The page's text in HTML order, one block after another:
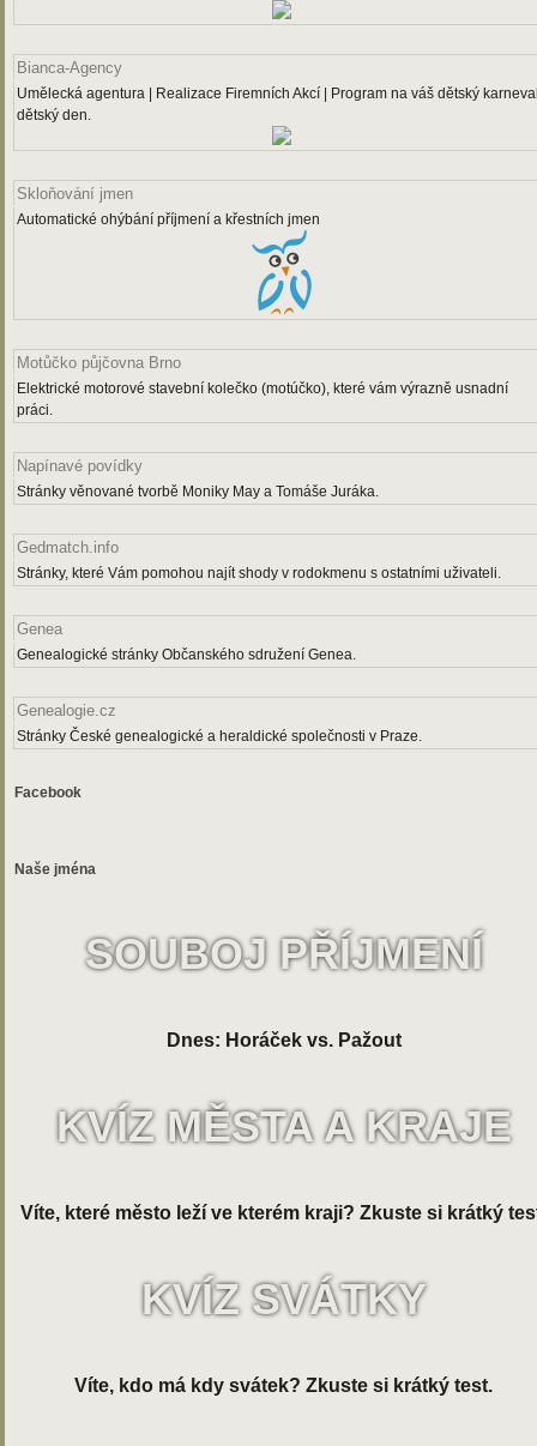
Bianca-Agency
Umělecká agentura | Realizace Firemních Akcí | Program na váš dětský
dětský den.
Skloňování jmen
Automatické ohýbání příjmení a křestních jmen
Motůčko půjčovna Brno
Elektrické motorové stavební kolečko (motúčko), které vám výrazně usnadní
práci.
Napínavé povídky
Stránky věnované tvorbě Moniky May a Tomáše Juráka.
Gedmatch.info
Stránky, které Vám pomohou najít shody v rodokmenu s ostatními uživateli.
Genea
Genealogické stránky Občanského sdružení Genea.
Genealogie.cz
Stránky České genealogické a heraldické společnosti v Praze.
Facebook
Naše jména
SOUBOJ PŘÍJMENÍ
Dnes: Horáček vs. Pažout
KVÍZ MĚSTA A KRAJE
Víte, které město leží ve kterém kraji? Zkuste si krátký
KVÍZ SVÁTKY
Víte, kdo má kdy svátek? Zkuste si krátký test.